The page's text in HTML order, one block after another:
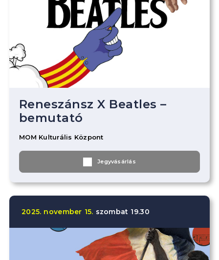
Reneszánsz X Beatles –
bemutató
MOM Kulturális Központ
Jegyvásárlás
2025. november 15. szombat 19.30